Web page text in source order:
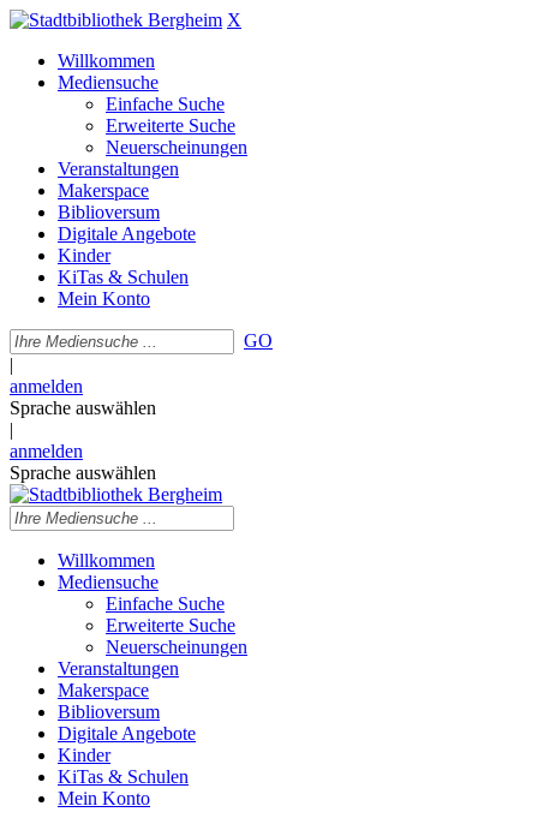
X
Willkommen
Mediensuche
Einfache Suche
Erweiterte Suche
Neuerscheinungen
Veranstaltungen
Makerspace
Biblioversum
Digitale Angebote
Kinder
KiTas & Schulen
Mein Konto
GO
|
anmelden
Sprache auswählen
|
anmelden
Sprache auswählen
Willkommen
Mediensuche
Einfache Suche
Erweiterte Suche
Neuerscheinungen
Veranstaltungen
Makerspace
Biblioversum
Digitale Angebote
Kinder
KiTas & Schulen
Mein Konto